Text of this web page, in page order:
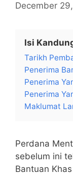
December
Isi
Tarikh
Penerima
Penerima
Penerima
Maklumat
Perdana
sebelum ini
Bantuan